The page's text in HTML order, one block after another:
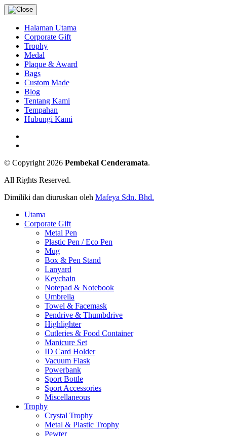
Halaman Utama
Corporate Gift
Trophy
Medal
Plaque & Award
Bags
Custom Made
Blog
Tentang Kami
Tempahan
Hubungi Kami
© Copyright 2026 Pembekal Cenderamata.
All Rights Reserved.
Dimiliki dan diuruskan oleh Mafeya Sdn. Bhd.
Utama
Corporate Gift
Metal Pen
Plastic Pen / Eco Pen
Mug
Box & Pen Stand
Lanyard
Keychain
Notepad & Notebook
Umbrella
Towel & Facemask
Pendrive & Thumbdrive
Highlighter
Cutleries & Food Container
Manicure Set
ID Card Holder
Vacuum Flask
Powerbank
Sport Bottle
Sport Accessories
Miscellaneous
Trophy
Crystal Trophy
Metal & Plastic Trophy
Pewter